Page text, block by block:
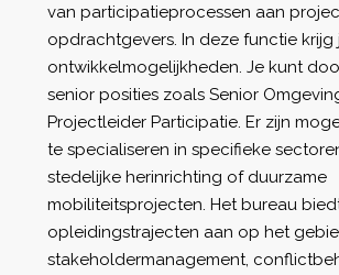
van participatieprocessen aan
opdrachtgevers. In deze functie krijg
ontwikkelmogelijkheden. Je kunt
senior posities zoals Senior
Projectleider Participatie. Er zijn
te specialiseren in specifieke
stedelijke herinrichting of duurzame
mobiliteitsprojecten. Het bureau
opleidingstrajecten aan op het
stakeholdermanagement,